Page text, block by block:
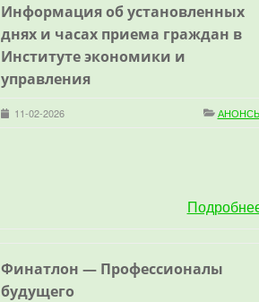
Информация об установленных
днях и часах приема граждан в
Институте экономики и
управления
11-02-2026
Финатлон — Профессионалы
будущего